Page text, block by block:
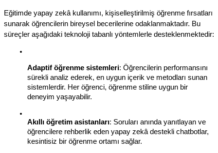
Eğitimde yapay zekâ kullanımı, kişiselleştirilmiş öğrenme fırsatları
sunarak öğrencilerin bireysel becerilerine odaklanmaktadır. Bu
süreçler aşağıdaki teknoloji tabanlı yöntemlerle desteklenmektedir:
Adaptif öğrenme sistemleri: Öğrencilerin performansını
sürekli analiz ederek, en uygun içerik ve metodları sunan
sistemlerdir. Her öğrenci, öğrenme stiline uygun bir
deneyim yaşayabilir.
Akıllı öğretim asistanları: Soruları anında yanıtlayan ve
öğrencilere rehberlik eden yapay zekâ destekli chatbotlar,
kesintisiz bir öğrenme ortamı sağlar.